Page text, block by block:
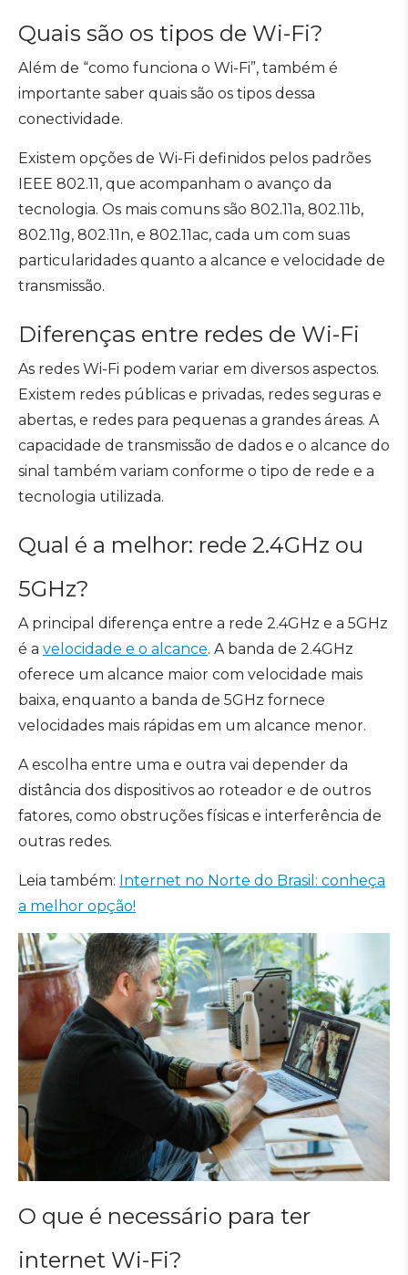
Quais são os tipos de Wi-Fi?
Além de “como funciona o Wi-Fi”, também é
importante saber quais são os tipos dessa
conectividade.
Existem opções de Wi-Fi definidos pelos padrões
IEEE 802.11, que acompanham o avanço da
tecnologia. Os mais comuns são 802.11a, 802.11b,
802.11g, 802.11n, e 802.11ac, cada um com suas
particularidades quanto a alcance e velocidade de
transmissão.
Diferenças entre redes de Wi-Fi
As redes Wi-Fi podem variar em diversos aspectos.
Existem redes públicas e privadas, redes seguras e
abertas, e redes para pequenas a grandes áreas. A
capacidade de transmissão de dados e o alcance do
sinal também variam conforme o tipo de rede e a
tecnologia utilizada.
Qual é a melhor: rede 2.4GHz ou
5GHz?
A principal diferença entre a rede 2.4GHz e a 5GHz
é a velocidade e o alcance. A banda de 2.4GHz
oferece um alcance maior com velocidade mais
baixa, enquanto a banda de 5GHz fornece
velocidades mais rápidas em um alcance menor.
A escolha entre uma e outra vai depender da
distância dos dispositivos ao roteador e de outros
fatores, como obstruções físicas e interferência de
outras redes.
Leia também: Internet no Norte do Brasil: conheça
a melhor opção!
O que é necessário para ter
internet Wi-Fi?